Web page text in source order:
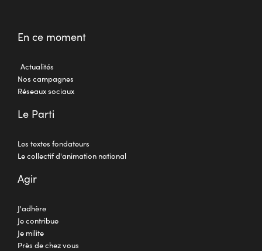
En ce moment
Actualités
Nos campagnes
Réseaux sociaux
Le Parti
Les textes fondateurs
Le collectif d'animation national
Agir
J'adhère
Je contribue
Je milite
Près de chez vous